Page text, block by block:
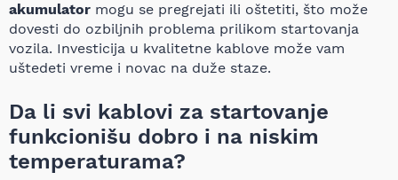
akumulator mogu se pregrejati ili oštetiti, što može
dovesti do ozbiljnih problema prilikom startovanja
vozila. Investicija u kvalitetne kablove može vam
uštedeti vreme i novac na duže staze.
Da li svi kablovi za startovanje
funkcionišu dobro i na niskim
temperaturama?